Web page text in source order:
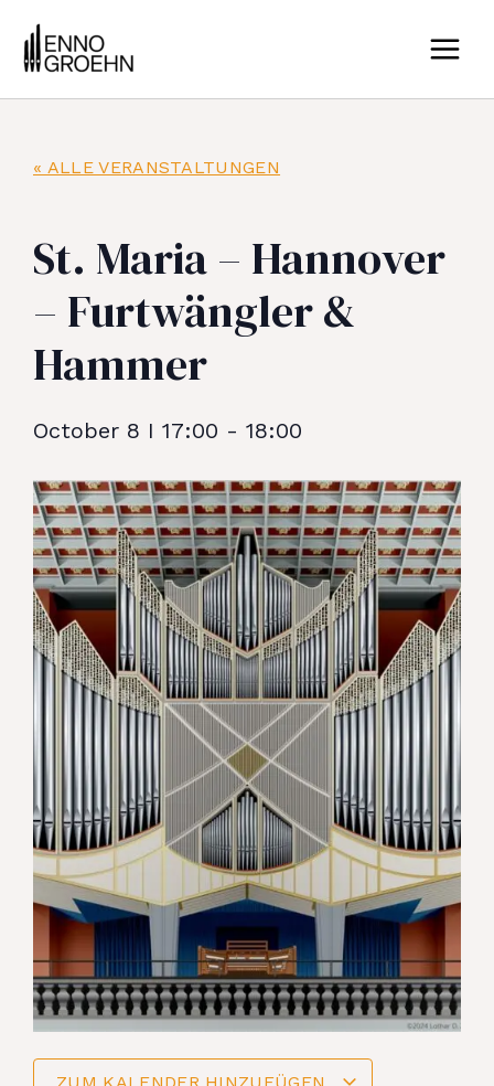
Inhalt
springen
« ALLE VERANSTALTUNGEN
St. Maria – Hannover
– Furtwängler &
Hammer
October 8 I 17:00 - 18:00
ZUM KALENDER HINZUFÜGEN